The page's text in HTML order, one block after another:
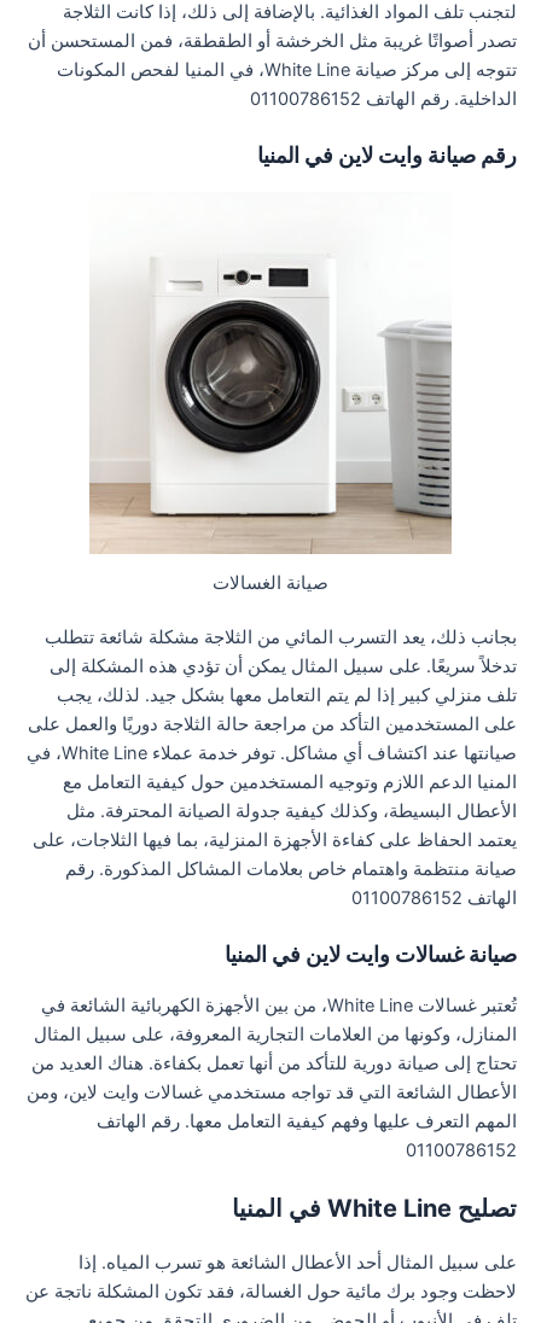
لتجنب تلف المواد الغذائية. بالإضافة إلى ذلك، إذا كانت الثلاجة
تصدر أصواتًا غريبة مثل الخرخشة أو الطقطقة، فمن المستحسن أن
تتوجه إلى مركز صيانة White Line، في المنيا لفحص المكونات
الداخلية. رقم الهاتف 01100786152
رقم صيانة وايت لاين في المنيا
صيانة الغسالات
بجانب ذلك، يعد التسرب المائي من الثلاجة مشكلة شائعة تتطلب
تدخلاً سريعًا. على سبيل المثال يمكن أن تؤدي هذه المشكلة إلى
تلف منزلي كبير إذا لم يتم التعامل معها بشكل جيد. لذلك، يجب
على المستخدمين التأكد من مراجعة حالة الثلاجة دوريًا والعمل على
صيانتها عند اكتشاف أي مشاكل. توفر خدمة عملاء White Line، في
المنيا الدعم اللازم وتوجيه المستخدمين حول كيفية التعامل مع
الأعطال البسيطة، وكذلك كيفية جدولة الصيانة المحترفة. مثل
يعتمد الحفاظ على كفاءة الأجهزة المنزلية، بما فيها الثلاجات، على
صيانة منتظمة واهتمام خاص بعلامات المشاكل المذكورة. رقم
الهاتف 01100786152
صيانة غسالات وايت لاين في المنيا
تُعتبر غسالات White Line، من بين الأجهزة الكهربائية الشائعة في
المنازل، وكونها من العلامات التجارية المعروفة، على سبيل المثال
تحتاج إلى صيانة دورية للتأكد من أنها تعمل بكفاءة. هناك العديد من
الأعطال الشائعة التي قد تواجه مستخدمي غسالات وايت لاين، ومن
المهم التعرف عليها وفهم كيفية التعامل معها. رقم الهاتف
01100786152
تصليح White Line في المنيا
على سبيل المثال أحد الأعطال الشائعة هو تسرب المياه. إذا
لاحظت وجود برك مائية حول الغسالة، فقد تكون المشكلة ناتجة عن